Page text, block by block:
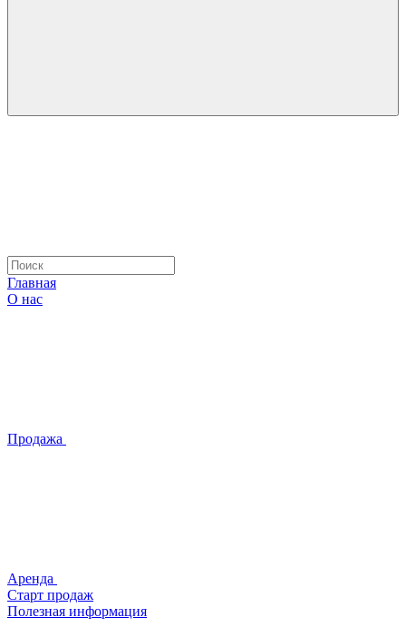
Главная
О нас
Продажа
Аренда
Старт продаж
Полезная информация